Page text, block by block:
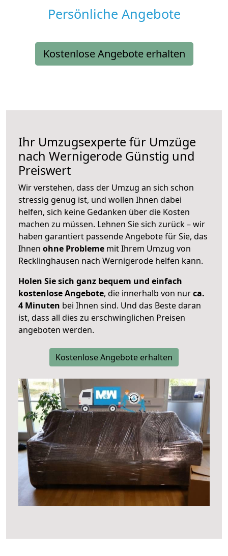
Persönliche Angebote
Kostenlose Angebote erhalten
Ihr Umzugsexperte für Umzüge
nach Wernigerode Günstig und
Preiswert
Wir verstehen, dass der Umzug an sich schon
stressig genug ist, und wollen Ihnen dabei
helfen, sich keine Gedanken über die Kosten
machen zu müssen. Lehnen Sie sich zurück – wir
haben garantiert passende Angebote für Sie, das
Ihnen ohne Probleme mit Ihrem Umzug von
Recklinghausen nach Wernigerode helfen kann.
Holen Sie sich ganz bequem und einfach
kostenlose Angebote, die innerhalb von nurca.
4 Minuten bei Ihnen sind. Und das Beste daran
ist, dass all dies zu erschwinglichen Preisen
angeboten werden.
Kostenlose Angebote erhalten